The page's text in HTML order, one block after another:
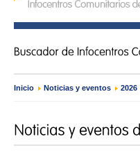
Inicio › Noticias y eventos › 2026